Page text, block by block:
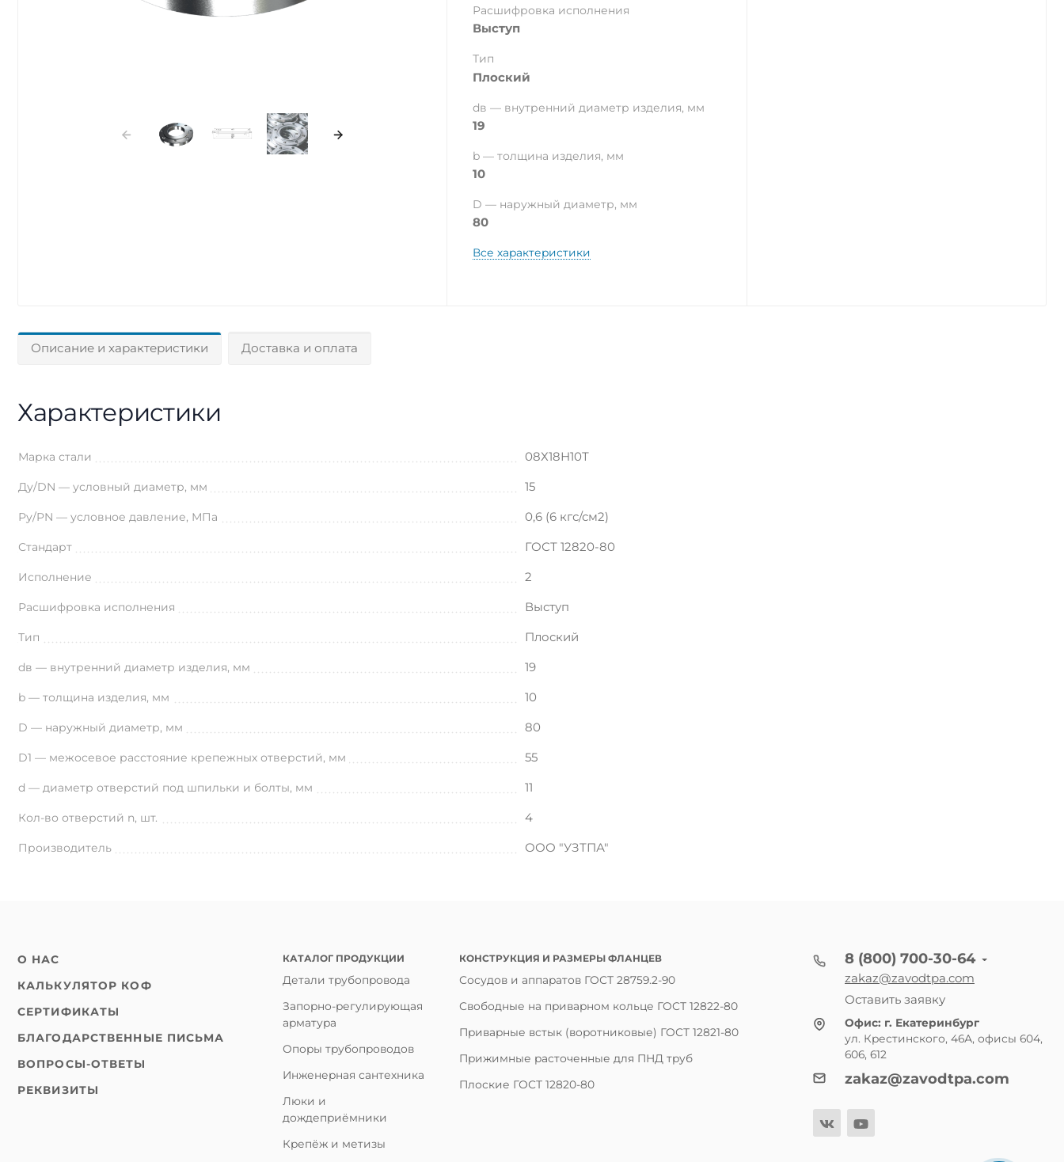
Расшифровка исполнения
Выступ
Тип
Плоский
dв — внутренний диаметр изделия, мм
19
b — толщина изделия, мм
10
D — наружный диаметр, мм
80
Все характеристики
Описание и характеристики Доставка и оплата
Характеристики
Марка стали 08Х18Н10Т
Ду/DN — условный диаметр, мм 15
Ру/PN — условное давление, МПа 0,6 (6 кгс/см2)
Стандарт ГОСТ 12820-80
Исполнение 2
Расшифровка исполнения Выступ
Тип Плоский
dв — внутренний диаметр изделия, мм 19
b — толщина изделия, мм 10
D — наружный диаметр, мм 80
D1 — межосевое расстояние крепежных отверстий, мм 55
d — диаметр отверстий под шпильки и болты, мм 11
Кол-во отверстий n, шт. 4
Производитель ООО "УЗТПА"
О НАС
КАЛЬКУЛЯТОР КОФ
СЕРТИФИКАТЫ
БЛАГОДАРСТВЕННЫЕ ПИСЬМА
ВОПРОСЫ-ОТВЕТЫ
РЕКВИЗИТЫ
КАТАЛОГ ПРОДУКЦИИ
Детали трубопровода
Запорно-регулирующая
арматура
Опоры трубопроводов
Инженерная сантехника
Люки и
дождеприёмники
Крепёж и метизы
КОНСТРУКЦИЯ И РАЗМЕРЫ ФЛАНЦЕВ
Сосудов и аппаратов ГОСТ 28759.2-90
Свободные на приварном кольце ГОСТ 12822-80
Приварные встык (воротниковые) ГОСТ 12821-80
Прижимные расточенные для ПНД труб
Плоские ГОСТ 12820-80
8 (800) 700-30-64
zakaz@zavodtpa.com
Оставить заявку
Офис: г. Екатеринбург
ул. Крестинского, 46А, офисы 604,
606, 612
zakaz@zavodtpa.com